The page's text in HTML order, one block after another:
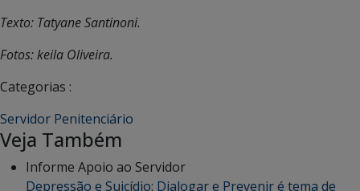
Texto: Tatyane Santinoni.
Fotos: keila Oliveira.
Categorias :
Servidor Penitenciário
Veja Também
Informe Apoio ao Servidor
Depressão e Suicídio: Dialogar e Prevenir é tema de